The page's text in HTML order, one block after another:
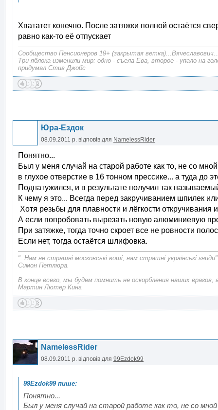
Хвататет конечно. После затяжки полной остаётся
равно как-то её отпускает
Сообщество Пенсионеров 19+ (закрытая
Три яблока изменили мир: одно - съела Ева, второе - упало на
придумал Стив Джобс
Юра-Ездок
08.09.2011 р. відповів для NamelessRider
Понятно...
Был у меня случай на старой работе как то, не со
в глухое отверстие в 16 тонном прессике... а туда до
Поднатужился, и в результате получил так
К чему я это... Всегда перед закручиванием шпилек
Хотя резьбы для плавности и лёгкости
А если попробовать вырезать новую алюминиевую
При затяжке, тогда точно скроет все не ровности
Если нет, тогда остаётся шлифовка.
"..Нам не страшні московські воші, нам страшні українські гниди"
Симон Петлюра.
В конце всего, мы будем помнить не оскорбления наших врагов,
Мартин Лютер Кинг.
NamelessRider
08.09.2011 р. відповів для 99Ezdok99
Понятно...
Был у меня случай на старой работе как то, не со